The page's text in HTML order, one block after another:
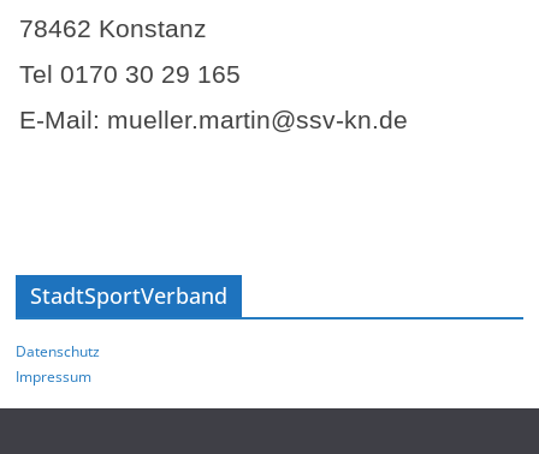
78462 Konstanz
Tel 0170 30 29 165
E-Mail: mueller.martin@ssv-kn.de
StadtSportVerband
Datenschutz
Impressum